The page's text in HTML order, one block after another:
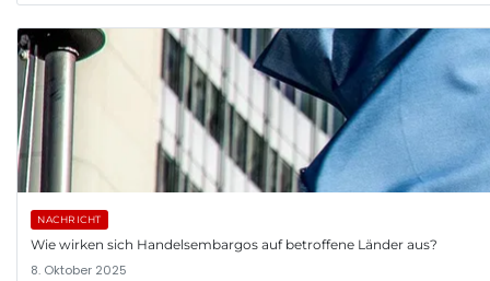
NACHRICHT
Wie wirken sich Handelsembargos auf betroffene Länder aus?
8. Oktober 2025